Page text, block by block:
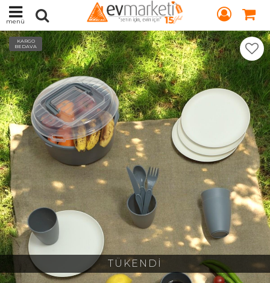
menü
TÜKENDİ
KARGO
BEDAVA